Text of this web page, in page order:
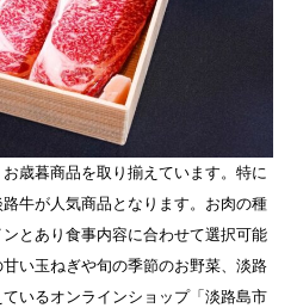
歳暮商品を取り揃えています。特に
牛が人気商品となります。お肉の種
とあり食事内容に合わせて選択可能
い玉ねぎや旬の季節のお野菜、淡路
いるオンラインショップ「淡路島市